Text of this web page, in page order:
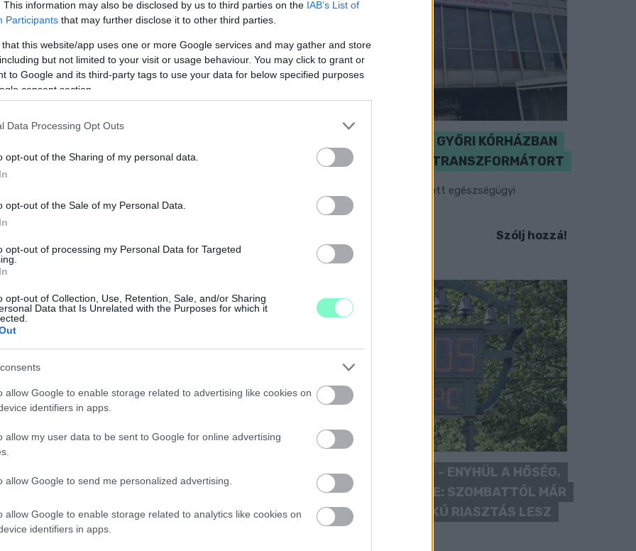
This information may also be disclosed by us to third parties on the IAB’s List of
Participants that may further disclose it to other third parties.
that this website/app uses one or more Google services and may gather and store
but not limited to your visit or usage behaviour. You may click to grant or
to Google and its third-party tags to use your data for below specified purposes
consent section.
Data Processing Opt Outs
opt-out of the Sharing of my personal data.
opt-out of the Sale of my Personal Data.
opt-out of processing my Personal Data for Targeted
opt-out of Collection, Use, Retention, Sale, and/or Sharing
Data that Is Unrelated with the Purposes for which it
allow Google to enable storage related to advertising like cookies on
identifiers in apps.
allow my user data to be sent to Google for online advertising
allow Google to send me personalized advertising.
allow Google to enable storage related to analytics like cookies on
identifiers in apps.
Fotó: Orbán Viktor Facebook
visszaélés Soros György Magyar Nemzet
KICSERÉLTÉK A GYŐRI KÓRHÁZBAN
MEGHIBÁSODOTT TRANSZFORMÁTORT
Megkezdték az elhalasztott egészségügyi
ellátásokat.
Szólj hozzá!
KÁNIKULA 2026 - ENYHÜL A HŐSÉG,
DE MÉG NINCS VÉGE: SZOMBATTÓL MÁR
“CSAK” MÁSODFOKÚ RIASZTÁS LESZ